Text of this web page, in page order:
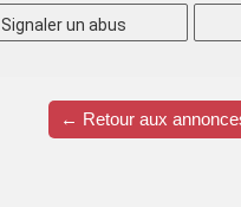
Signaler un abus
← Retour aux